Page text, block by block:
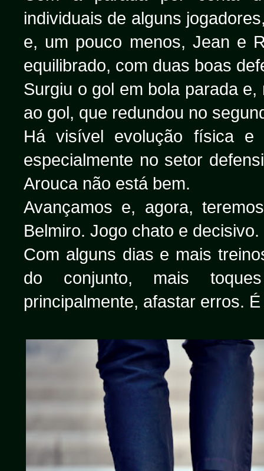
individuais de alguns
e, um pouco menos, Jean e
equilibrado, com duas boas
Surgiu o gol em bola parada
ao gol, que redundou no
Há visível evolução física e
especialmente no setor
Arouca não está bem.
Avançamos e, agora,
Belmiro. Jogo chato e
Com alguns dias e mais
do conjunto, mais
principalmente, afastar erros.